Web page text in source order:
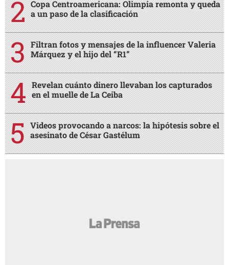
Copa Centroamericana: Olimpia remonta y queda
a un paso de la clasificación
Filtran fotos y mensajes de la influencer Valeria
Márquez y el hijo del “R1”
Revelan cuánto dinero llevaban los capturados
en el muelle de La Ceiba
Videos provocando a narcos: la hipótesis sobre el
asesinato de César Gastélum